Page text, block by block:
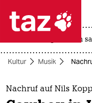
 taz
themen
landtagswahl in
Kultur Musik
Nachruf auf Nils